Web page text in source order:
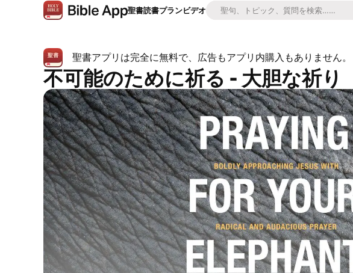
聖書読書プランビデオ
聖書アプリは完全に無料で、広告もアプリ内購入もありません。
不可能のために祈る - 大胆な祈り